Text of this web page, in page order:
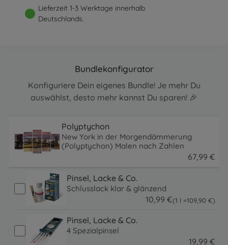
Lieferzeit 1-3 Werktage innerhalb
Deutschlands.
Bundlekonfigurator
Konfiguriere Dein eigenes Bundle! Je mehr Du
auswählst, desto mehr kannst Du sparen! 🎉
Polyptychon
New York in der Morgendämmerung
(Polyptychon) Malen nach Zahlen
67,99 €
Pinsel, Lacke & Co.
Schlusslack klar & glänzend
10 99 €(1 l =109 90 €
109.9 EUR )
Pinsel, Lacke & Co.
4 Spezialpinsel
19,99 €